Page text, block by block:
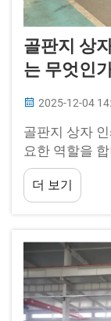
골판지 상
는 무엇인
2025-12-04
골판지 상자
요한 역할을
래픽을 인쇄하
해상도를 이해
더 보기